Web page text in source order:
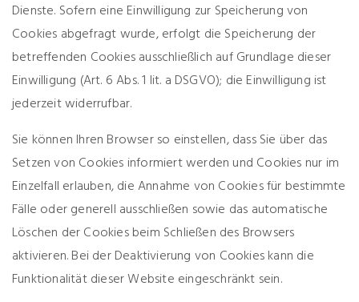
Dienste. Sofern eine Einwilligung zur Speicherung von
Cookies abgefragt wurde, erfolgt die Speicherung der
betreffenden Cookies ausschließlich auf Grundlage dieser
Einwilligung (Art. 6 Abs. 1 lit. a DSGVO); die Einwilligung ist
jederzeit widerrufbar.
Sie können Ihren Browser so einstellen, dass Sie über das
Setzen von Cookies informiert werden und Cookies nur im
Einzelfall erlauben, die Annahme von Cookies für bestimmte
Fälle oder generell ausschließen sowie das automatische
Löschen der Cookies beim Schließen des Browsers
aktivieren. Bei der Deaktivierung von Cookies kann die
Funktionalität dieser Website eingeschränkt sein.